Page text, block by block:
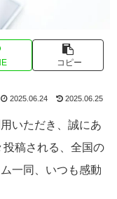
コピー
2025.06.24 2025.06.25
いただき、誠にあ
投稿される、全国の
一同、いつも感動